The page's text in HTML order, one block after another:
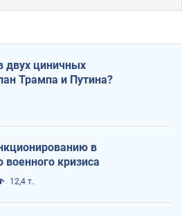
двух циничных
Трампа и Путина?
в
военного кризиса
12,4 т.